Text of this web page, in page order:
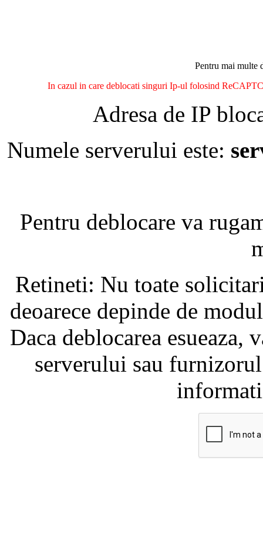
Pentru mai multe
In cazul in care deblocati singuri Ip-ul folosind
Adresa de IP
Numele serverului este:
Pentru deblocare va
Retineti: Nu toate
deoarece depinde de
Daca deblocarea
serverului sau